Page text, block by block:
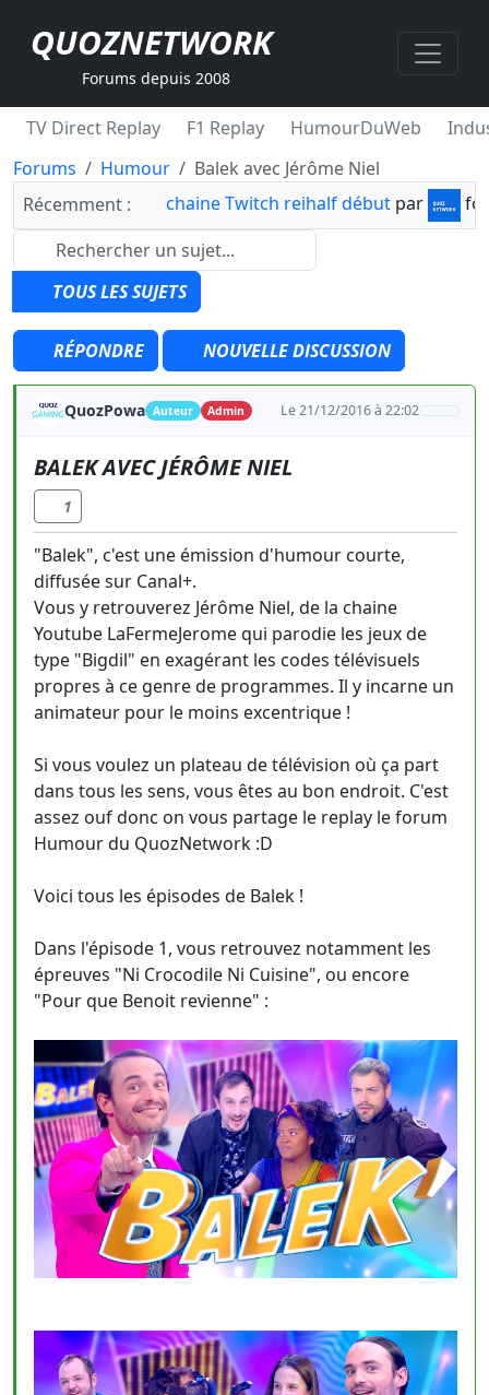
QUOZNETWORK
Forums depuis 2008
TV Direct Replay F1 Replay HumourDuWeb
Forums
Humour
Balek avec Jérôme Niel
Récemment :
chaine Twitch reihalf début par
TOUS LES SUJETS
RÉPONDRE NOUVELLE DISCUSSION
QuozPowa Auteur Admin Le 21/12/2016 à 22:02
BALEK AVEC JÉRÔME NIEL
1
"Balek", c'est une émission d'humour courte,
diffusée sur Canal+.
Vous y retrouverez Jérôme Niel, de la chaine
Youtube LaFermeJerome qui parodie les jeux de
type "Bigdil" en exagérant les codes télévisuels
propres à ce genre de programmes. Il y incarne un
animateur pour le moins excentrique !
Si vous voulez un plateau de télévision où ça part
dans tous les sens, vous êtes au bon endroit. C'est
assez ouf donc on vous partage le replay le forum
Humour du QuozNetwork :D
Voici tous les épisodes de Balek !
Dans l'épisode 1, vous retrouvez notamment les
épreuves "Ni Crocodile Ni Cuisine", ou encore
"Pour que Benoit revienne" :